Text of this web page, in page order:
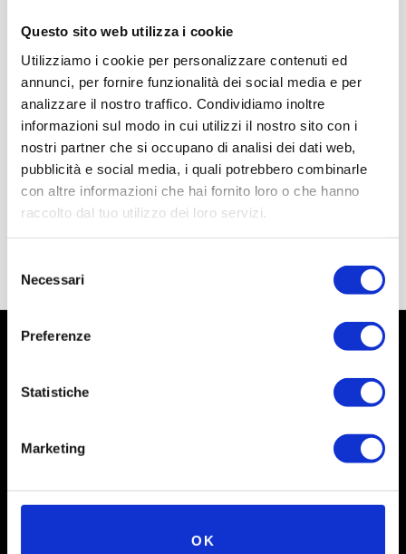
Questo sito web utilizza i cookie
Utilizziamo i cookie per personalizzare contenuti ed
annunci, per fornire funzionalità dei social media e per
analizzare il nostro traffico. Condividiamo inoltre
informazioni sul modo in cui utilizzi il nostro sito con i
nostri partner che si occupano di analisi dei dati web,
pubblicità e social media, i quali potrebbero combinarle
con altre informazioni che hai fornito loro o che hanno
raccolto dal tuo utilizzo dei loro servizi.
delNecessari
Preferenze
Statistiche
Marketing
OK